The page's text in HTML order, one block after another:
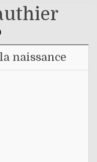
naissance